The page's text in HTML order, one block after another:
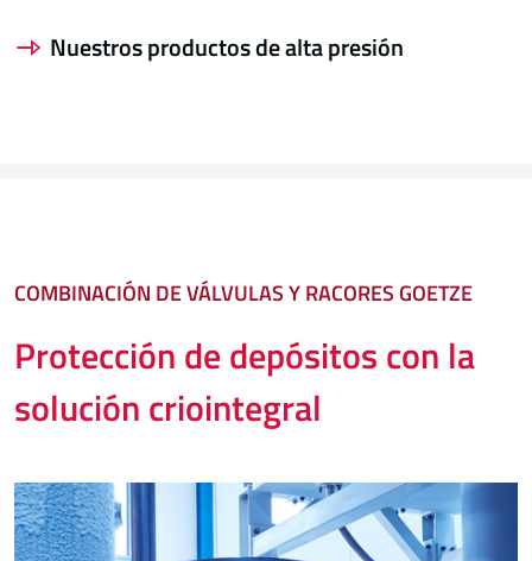
Nuestros productos de alta presión
COMBINACIÓN DE VÁLVULAS Y RACORES GOETZE
Protección de depósitos con la
solución criointegral